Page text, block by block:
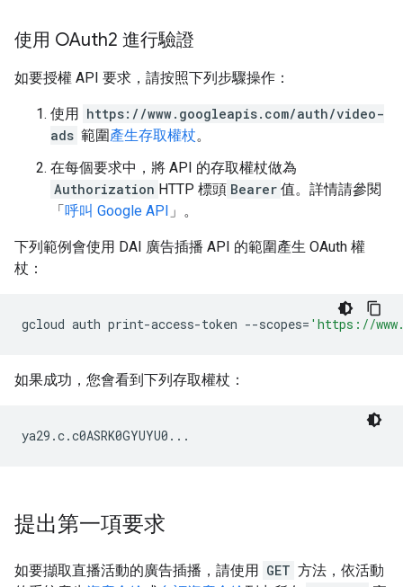
使用 OAuth2 進行驗證
如要授權 API 要求，請按照下列步驟操作：
使用 https://www.googleapis.com/auth/video-
ads 範圍產生存取權杖。
在每個要求中，將 API 的存取權杖做為
Authorization HTTP 標頭 Bearer 值。詳情請參閱
「呼叫 Google API 」。
下列範例會使用 DAI 廣告插播 API 的範圍產生 OAuth 權
杖：
gcloud auth print-access-token --scopes= 'https://
如果成功，您會看到下列存取權杖：
提出第一項要求
如要擷取直播活動的廣告插播，請使用 GET 方法，依活動